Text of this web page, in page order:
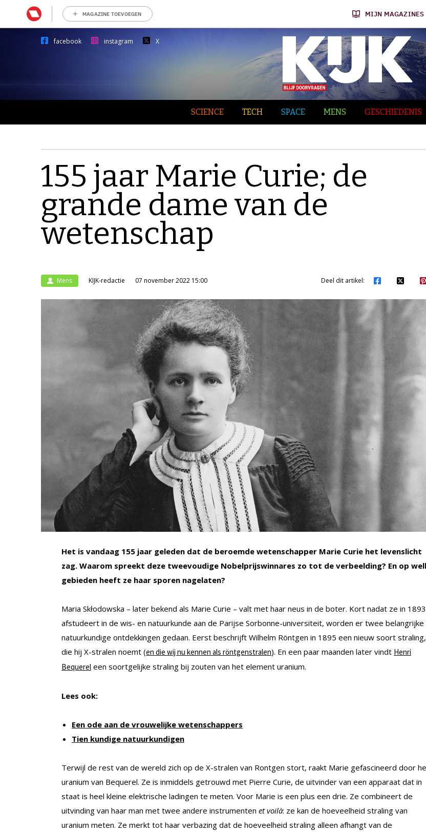
MAGAZINE TOEVOEGEN MIJN MAGAZINES
facebook instagram X
SCIENCE TECH SPACE MENS GESCHIEDENIS
155 jaar Marie Curie; de
grande dame van de
wetenschap
Mens KIJK-redactie 07 november 2022 15:00 Deel dit artikel:
Het is vandaag 155 jaar geleden dat de beroemde wetenschapper Marie Curie het levenslicht
zag. Waarom spreekt deze tweevoudige Nobelprijswinnares zo tot de verbeelding? En op
gebieden heeft ze haar sporen nagelaten?
Maria Skłodowska – later bekend als Marie Curie – valt met haar neus in de boter. Kort nadat ze in 1893
afstudeert in de wis- en natuurkunde aan de Parijse Sorbonne-universiteit, worden er twee belangrijke
natuurkundige ontdekkingen gedaan. Eerst beschrijft Wilhelm Röntgen in 1895 een nieuw soort straling,
die hij X-stralen noemt (en die wij nu kennen als röntgenstralen). En een paar maanden later vindt Henri
Bequerel een soortgelijke straling bij zouten van het element uranium.
Lees ook:
Een ode aan de vrouwelijke wetenschappers
Tien kundige natuurkundigen
Terwijl de rest van de wereld zich op de X-stralen van Rontgen stort, raakt Marie gefascineerd door
uranium van Bequerel. Ze is inmiddels getrouwd met Pierre Curie, de uitvinder van een apparaat dat in
staat is heel kleine elektrische ladingen te meten. Voor Marie is een plus een drie. Ze combineert de
uitvinding van haar man met twee andere instrumenten et voilà: ze kan de hoeveelheid straling van
uranium meten. Ze merkt tot haar verbazing dat de hoeveelheid straling alleen afhangt van de